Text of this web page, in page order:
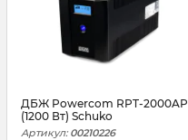
ДБЖ Powercom RPT-2000AP
(1200 Вт) Schuko
Артикул: 00210226